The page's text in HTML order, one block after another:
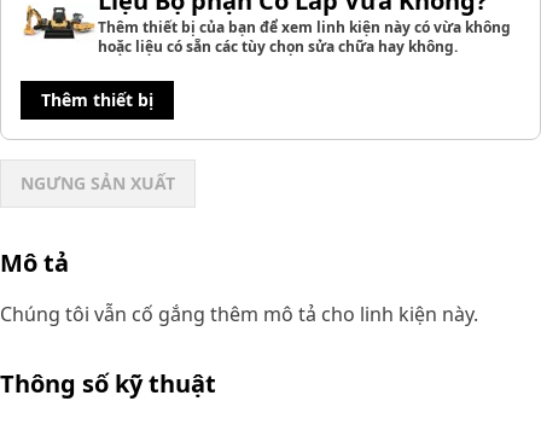
Thêm thiết bị của bạn để xem linh kiện này có vừa không
hoặc liệu có sẵn các tùy chọn sửa chữa hay không.
Thêm thiết bị
NGƯNG SẢN XUẤT
Mô tả
Chúng tôi vẫn cố gắng thêm mô tả cho linh kiện này.
Thông số kỹ thuật